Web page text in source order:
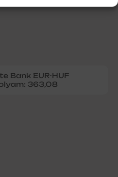
Bank EUR-HUF
363,08